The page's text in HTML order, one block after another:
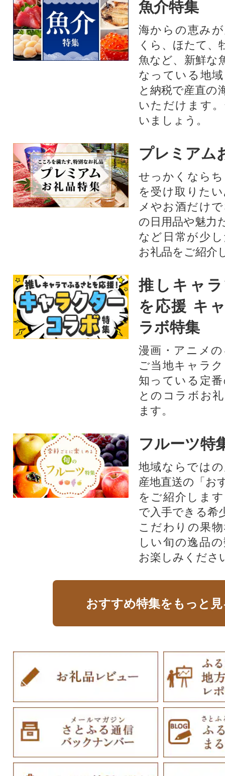
魚介特集
海からの恵み
くら、ほたて、
魚など、新鮮な
なっている地
と納税で産直の
いただけます
いましょう。
プレミアム
せっかくなら
を受け取りた
メやお酒だけ
の日用品や魅力
など日常が少
お礼品をご紹介
推しキャ
を応援 キ
ラボ特集
漫画・アニメ
ご当地キャラ
知っている定
とのコラボお
ます。​
フルーツ特
地域ならでは
産地直送の「お
をご紹介しま
で入手できる希
こだわりの果
しい旬の逸品
お楽しみくださ
おすすめ特集をもっと